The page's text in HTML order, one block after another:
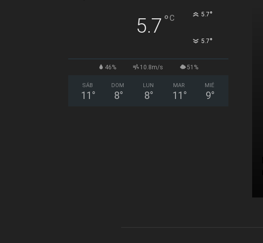
5.7 °C 5.7°
5.7°
46% 10.8m/s 51%
SÁB
11 °
DOM
8°
LUN
8°
MAR
11 °
MIÉ
9°